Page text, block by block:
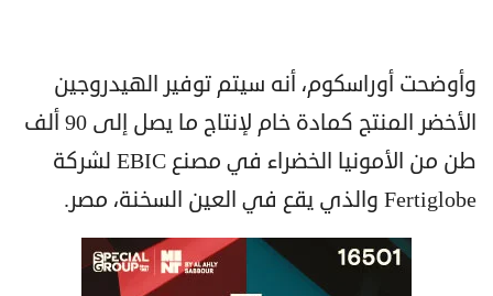
وأوضحت أوراسكوم، أنه سيتم توفير الهيدروجين
الأخضر المنتج كمادة خام لإنتاج ما يصل إلى 90 ألف
طن من الأمونيا الخضراء في مصنع EBIC لشركة
Fertiglobe والذي يقع في العين السخنة، مصر.